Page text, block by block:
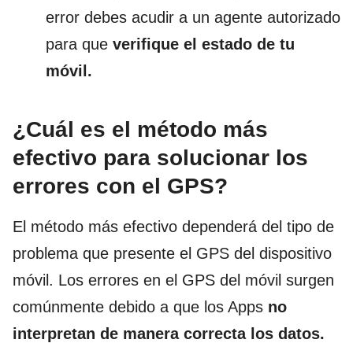
error debes acudir a un agente autorizado
para que verifique el estado de tu
móvil.
¿Cuál es el método más
efectivo para solucionar los
errores con el GPS?
El método más efectivo dependerá del tipo de
problema que presente el GPS del dispositivo
móvil. Los errores en el GPS del móvil surgen
comúnmente debido a que los Apps no
interpretan de manera correcta los datos.